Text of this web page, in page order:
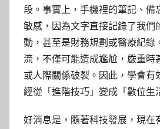
段。事實上，手機裡的筆記、備
敏感，因為文字直接記錄了我們
動，甚至是財務規劃或醫療紀錄
流，不僅可能造成尷尬，嚴重時
或人際關係破裂。因此，學會有
經從「進階技巧」變成「數位生
好消息是，隨著科技發展，現在